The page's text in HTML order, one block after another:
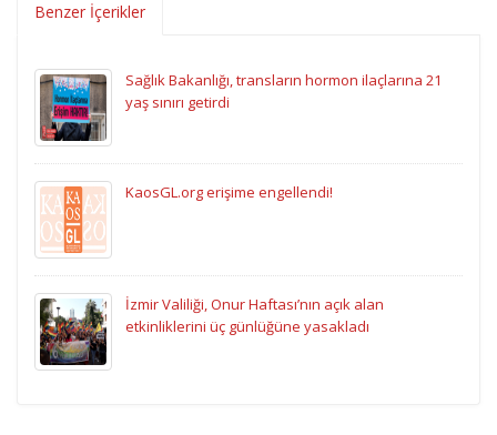
Benzer İçerikler
Sağlık Bakanlığı, transların hormon ilaçlarına 21
yaş sınırı getirdi
KaosGL.org erişime engellendi!
İzmir Valiliği, Onur Haftası’nın açık alan
etkinliklerini üç günlüğüne yasakladı